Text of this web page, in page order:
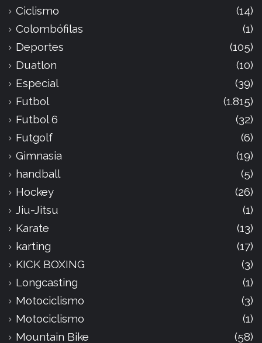
Ciclismo
(14)
Colombófilas
(1)
Deportes
(105)
Duatlon
(10)
Especial
(39)
Futbol
(1.815)
Futbol 6
(32)
Futgolf
(6)
Gimnasia
(19)
handball
(5)
Hockey
(26)
Jiu-Jitsu
(1)
Karate
(13)
karting
(17)
KICK BOXING
(3)
Longcasting
(1)
Motociclismo
(3)
Motociclismo
(1)
Mountain Bike
(58)